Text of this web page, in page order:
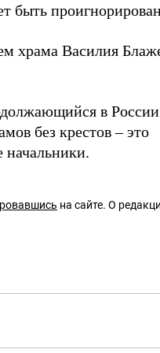
быть
храма Василия
в России
без крестов – это
начальники.
на сайте. О